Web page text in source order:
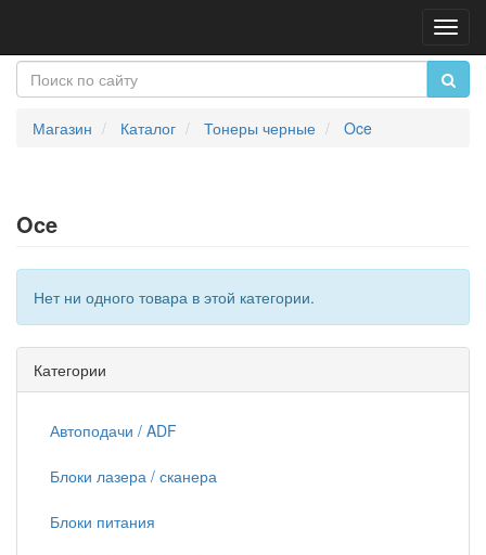
Магазин Каталог Тонеры черные Oce
Oce
Нет ни одного товара в этой категории.
Категории
Автоподачи / ADF
Блоки лазера / сканера
Блоки питания